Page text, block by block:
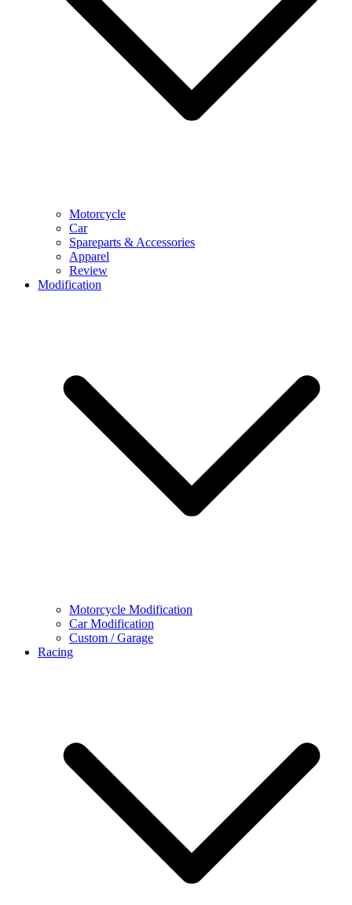
Motorcycle
Car
Spareparts & Accessories
Apparel
Review
Modification
Motorcycle Modification
Car Modification
Custom / Garage
Racing